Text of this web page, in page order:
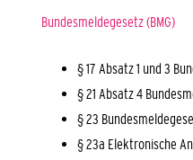
Bundesmeldegesetz (BMG)
§ 17 Absatz 1 und 3
§ 21 Absatz 4
§ 23
§ 23a Elektronische